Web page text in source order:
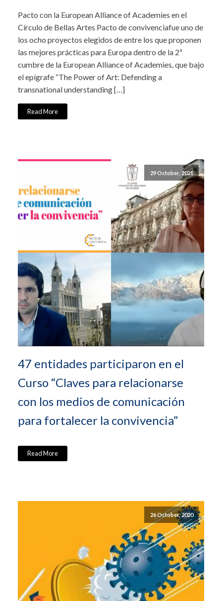
Pacto con la European Alliance of Academies en el
Círculo de Bellas Artes Pacto de convivenciafue uno de
los ocho proyectos elegidos de entre los que proponen
las mejores prácticas para Europa dentro de la 2ª
cumbre de la European Alliance of Academies, que bajo
el epígrafe “The Power of Art: Defending a
transnational understanding […]
Read More
29 October, 2021
47 entidades participaron en el
Curso “Claves para relacionarse
con los medios de comunicación
para fortalecer la convivencia”
Read More
26 October, 2020